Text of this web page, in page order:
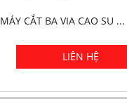
MÁY CẮT BA VIA CAO SU ...